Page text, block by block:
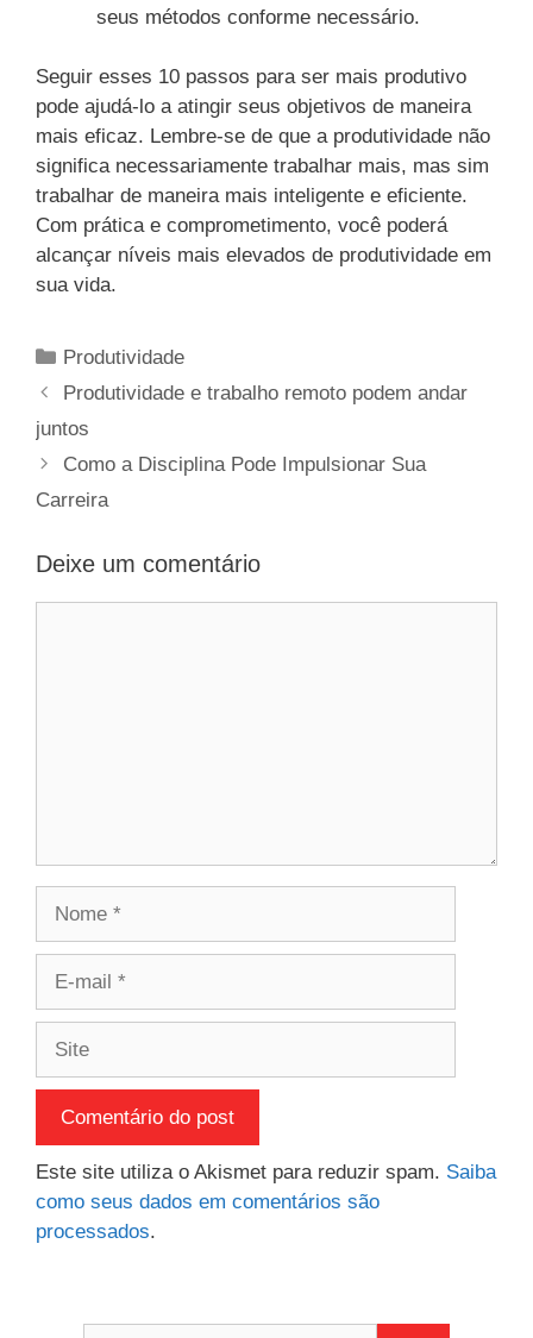
seus métodos conforme necessário.
Seguir esses 10 passos para ser mais produtivo
pode ajudá-lo a atingir seus objetivos de maneira
mais eficaz. Lembre-se de que a produtividade não
significa necessariamente trabalhar mais, mas sim
trabalhar de maneira mais inteligente e eficiente.
Com prática e comprometimento, você poderá
alcançar níveis mais elevados de produtividade em
sua vida.
Categorias
Produtividade
Produtividade e trabalho remoto podem andar
juntos
Como a Disciplina Pode Impulsionar Sua
Carreira
Deixe um comentário
Este site utiliza o Akismet para reduzir spam. Saiba
como seus dados em comentários são
processados.